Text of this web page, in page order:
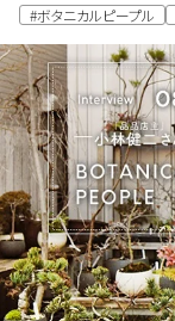
#ボタニカルピープル